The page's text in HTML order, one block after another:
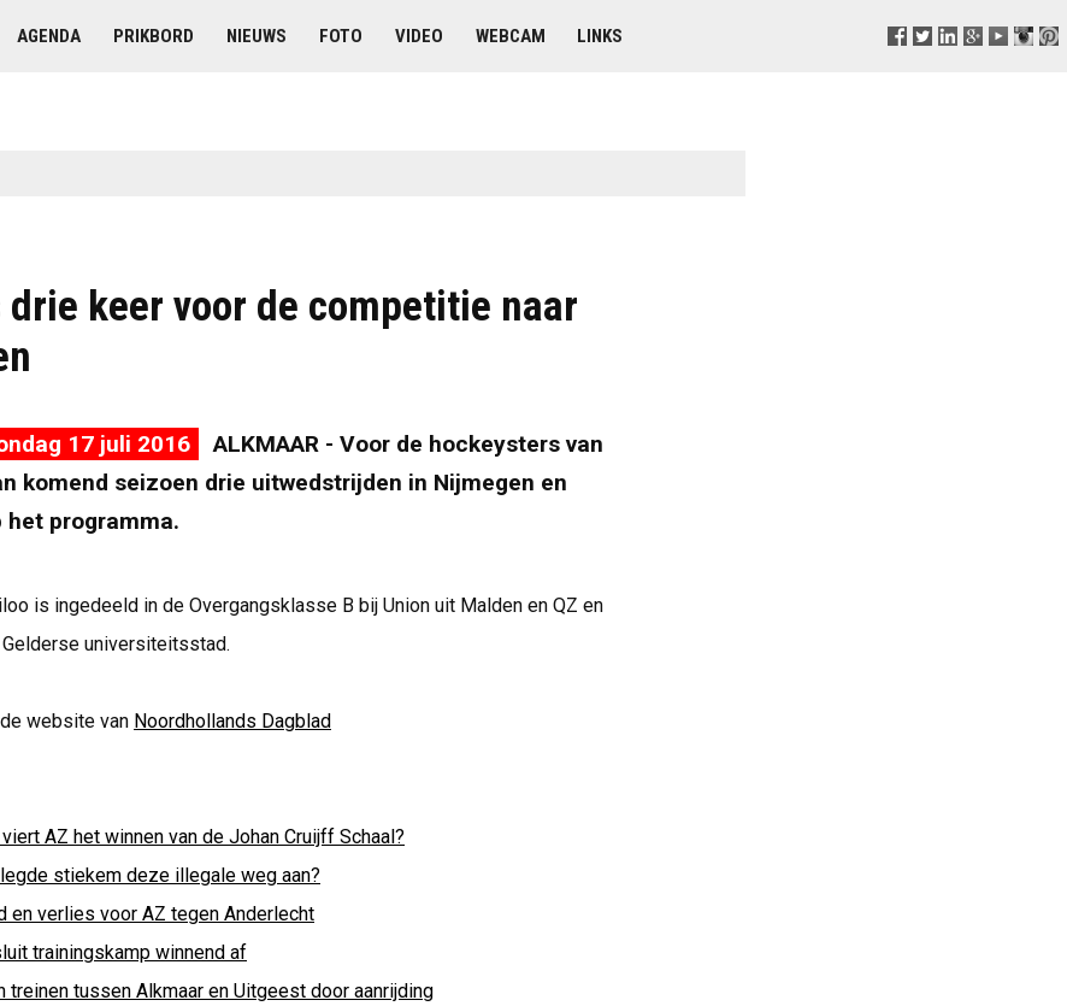
AGENDA PRIKBORD NIEUWS FOTO VIDEO WEBCAM LINKS
keer voor de competitie naar
17 juli 2016
ALKMAAR - Voor de hockeysters van
komend seizoen drie uitwedstrijden in Nijmegen en
het programma.
is ingedeeld in de Overgangsklasse B bij Union uit Malden en QZ en
universiteitsstad.
website van Noordhollands Dagblad
AZ het winnen van de Johan Cruijff Schaal?
stiekem deze illegale weg aan?
en verlies voor AZ tegen Anderlecht
trainingskamp winnend af
treinen tussen Alkmaar en Uitgeest door aanrijding